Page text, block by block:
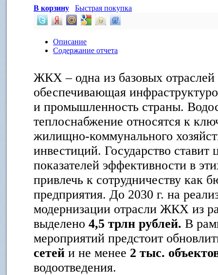
В корзину
Быстрая покупка
Описание
Содержание отчета
ЖКХ – одна из базовых
обеспечивающая
и промышленность страны.
теплоснабжение относятся к
жилищно-коммунального
инвестиций. Государство
показателей эффективности в
привлечь к сотрудничеству как
предприятия. До 2030 г. на
модернизации отрасли ЖКХ из
выделено 4,5 трлн рублей. В
мероприятий предстоит
сетей и не менее 2 тыс.
водоотведения.